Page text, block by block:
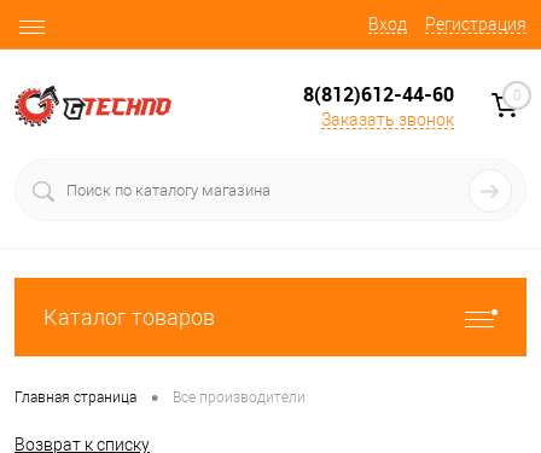
Вход Регистрация
8(812)612-44-60
Заказать звонок
0
Каталог товаров
Главная страница • Все производители
Возврат к списку